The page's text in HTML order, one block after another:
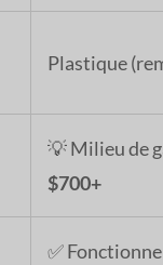
Plastique
💡 Milieu de
$700+
✅